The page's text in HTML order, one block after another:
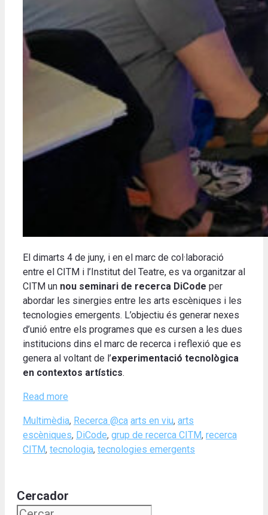
El dimarts 4 de juny, i en el marc de col·laboració
entre el CITM i l’Institut del Teatre, es va organitzar al
CITM un nou seminari de recerca DiCode per
abordar les sinergies entre les arts escèniques i les
tecnologies emergents. L’objectiu és generar nexes
d’unió entre els programes que es cursen a les dues
institucions dins el marc de recerca i reflexió que es
genera al voltant de l’experimentació tecnològica
en contextos artístics.
Read more
Categories
Multimèdia, Recerca @ca Tags
arts en viu, arts
escèniques, DiCode, grup de recerca CITM, recerca
CITM, tecnologia, tecnologies emergents
Cercador